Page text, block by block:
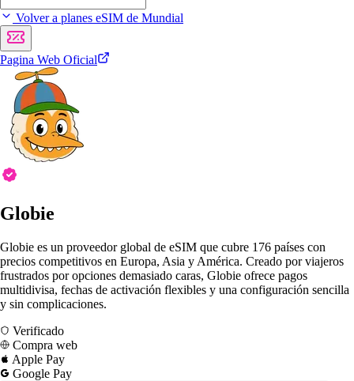
Volver a planes eSIM de Mundial
Pagina Web Oficial
Globie
Globie es un proveedor global de eSIM que cubre 176 países con
precios competitivos en Europa, Asia y América. Creado por viajeros
frustrados por opciones demasiado caras, Globie ofrece pagos
multidivisa, fechas de activación flexibles y una configuración sencilla
y sin complicaciones.
Verificado
Compra web
Apple Pay
Google Pay